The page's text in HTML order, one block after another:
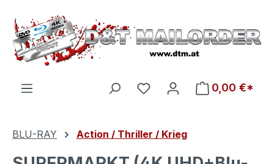
Zum Hauptinhalt springen
Du hast 0 Produkte auf
0,00 €*
BLU-RAY Action / Thriller / Krieg